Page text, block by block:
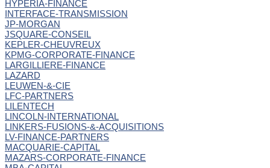
HYPERIA-FINANCE
INTERFACE-TRANSMISSION
JP-MORGAN
JSQUARE-CONSEIL
KEPLER-CHEUVREUX
KPMG-CORPORATE-FINANCE
LARGILLIERE-FINANCE
LAZARD
LEUWEN-&-CIE
LFC-PARTNERS
LILENTECH
LINCOLN-INTERNATIONAL
LINKERS-FUSIONS-&-ACQUISITIONS
LV-FINANCE-PARTNERS
MACQUARIE-CAPITAL
MAZARS-CORPORATE-FINANCE